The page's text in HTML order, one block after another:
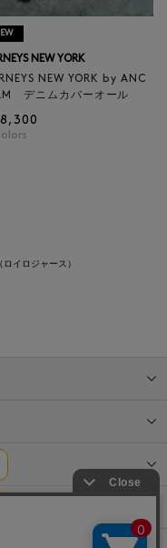
NEW YORK
NEW YORK by ANC
デニムカバーオール
ロイロジャース）